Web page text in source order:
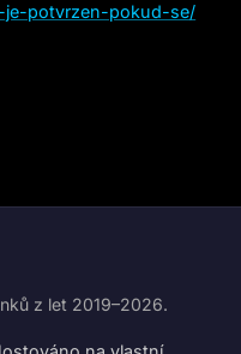
je-potvrzen-pokud-se/
z let 2019–2026.